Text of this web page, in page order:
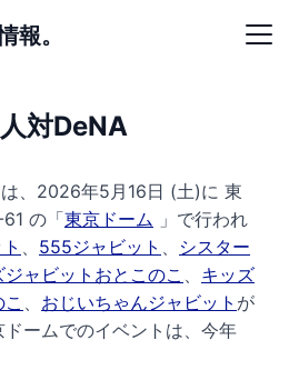
報。
対DeNA
は、2026年5月16日 (土)に 東
の 「東京ドーム 」で行われ
、 555ジャビット 、 シスター
ジャビットおとこのこ 、 キッズ
、 おじいちゃんジャビット が
ドームでのイベントは、今年